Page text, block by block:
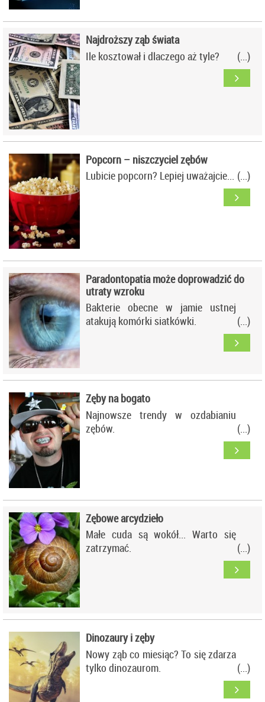
Najdroższy ząb świata
Ile kosztował i dlaczego aż tyle?
Popcorn – niszczyciel zębów
Lubicie popcorn? Lepiej uważajcie...
Paradontopatia może doprowadzić do
utraty wzroku
Bakterie obecne w jamie ustnej
atakują komórki siatkówki.
Zęby na bogato
Najnowsze trendy w ozdabianiu
zębów.
Zębowe arcydzieło
Małe cuda są wokół... Warto się
zatrzymać.
Dinozaury i zęby
Nowy ząb co miesiąc? To się zdarza
tylko dinozaurom.